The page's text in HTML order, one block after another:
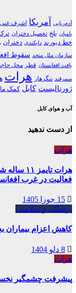
آدم‌ربایی آمریکا اشرف غنی
بامیان بلخ تحصیل دختران
خط دیورند دایکندی دختران
سازمان ملل متحد سقوط
بافت افغانستان قطر محل
سمرقند ننگرهار هرات
ژورنالیست کابل کمک
آب و هوای کابل
از دست ندهید
هرات
هرات
فعالیت در غرب
15 جوزا 1405
پزشکی و سلامتی
کاهش اعزام
8 دلو 1404
هرات
پیشرفت چشمگیر